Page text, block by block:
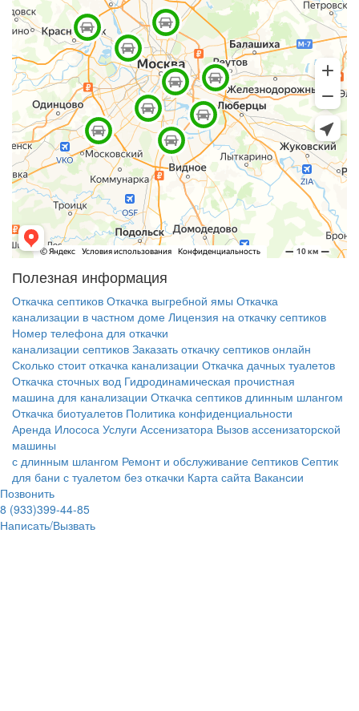
Полезная информация
Откачка септиков Откачка выгребной ямы Откачка
канализации в частном доме Лицензия на откачку септиков
Номер телефона для откачки
канализации септиков Заказать откачку септиков онлайн
Сколько стоит откачка канализации Откачка дачных туалетов
Откачка сточных вод Гидродинамическая прочистная
машина для канализации Откачка септиков длинным шлангом
Откачка биотуалетов Политика конфиденциальности
Аренда Илососа Услуги Ассенизатора Вызов ассенизаторской
машины
с длинным шлангом Ремонт и обслуживание cептиков Септик
для бани с туалетом без откачки Карта сайта Вакансии
Позвонить
8 (933)399-44-85
Написать/Вызвать